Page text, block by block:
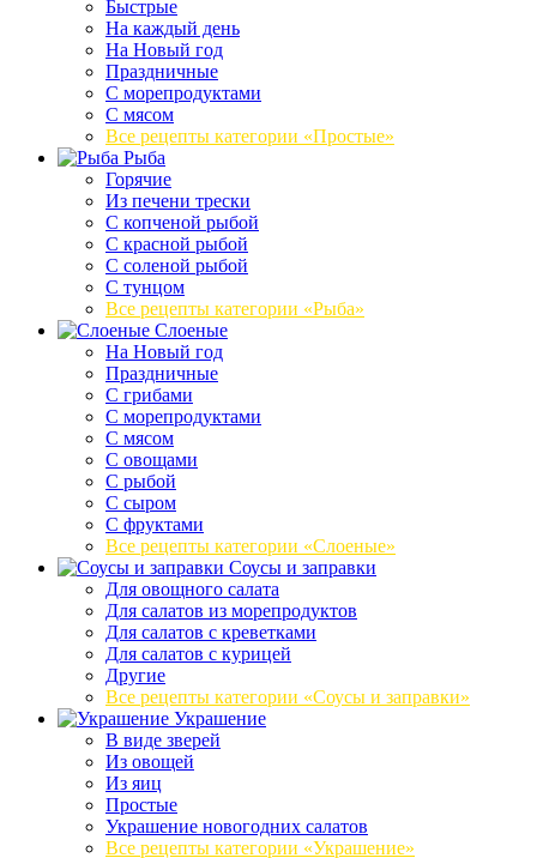
Быстрые
На каждый день
На Новый год
Праздничные
С морепродуктами
С мясом
Все рецепты категории «Простые»
Рыба
Горячие
Из печени трески
С копченой рыбой
С красной рыбой
С соленой рыбой
С тунцом
Все рецепты категории «Рыба»
Слоеные
На Новый год
Праздничные
С грибами
С морепродуктами
С мясом
С овощами
С рыбой
С сыром
С фруктами
Все рецепты категории «Слоеные»
Соусы и заправки
Для овощного салата
Для салатов из морепродуктов
Для салатов с креветками
Для салатов с курицей
Другие
Все рецепты категории «Соусы и заправки»
Украшение
В виде зверей
Из овощей
Из яиц
Простые
Украшение новогодних салатов
Все рецепты категории «Украшение»